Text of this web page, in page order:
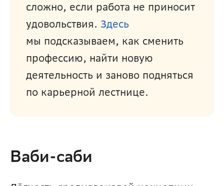
сложно, если работа не приносит
удовольствия. Здесь
мы подсказываем, как сменить
профессию, найти новую
деятельность и заново подняться
по карьерной лестнице.
Ваби-саби